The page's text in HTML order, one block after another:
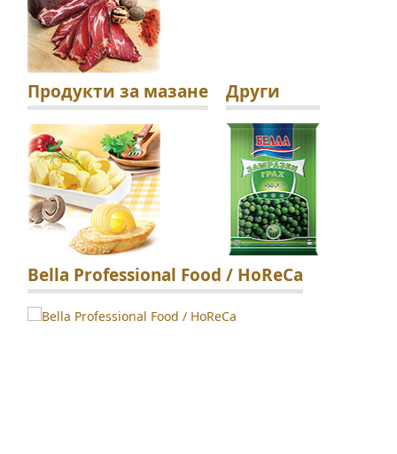
Продукти за мазане Други
Bella Professional Food / HoReCa